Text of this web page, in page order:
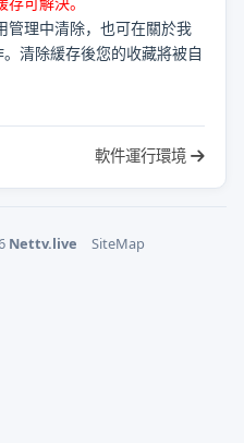
管理中清除，也可在關於我
清除緩存後您的收藏將被自
軟件運行環境
Nettv.live SiteMap